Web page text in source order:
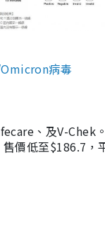
病毒
、及V-Chek
價低至$186.7，